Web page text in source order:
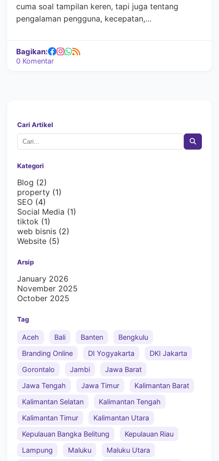
cuma soal tampilan keren, tapi juga tentang
pengalaman pengguna, kecepatan,…
Bagikan:
0 Komentar
Cari Artikel
Kategori
Blog (2)
property (1)
SEO (4)
Social Media (1)
tiktok (1)
web bisnis (2)
Website (5)
Arsip
January 2026
November 2025
October 2025
Tag
Aceh Bali Banten
Bengkulu
Branding Online
DI Yogyakarta
DKI Jakarta
Gorontalo
Jambi
Jawa Barat
Jawa Tengah
Jawa Timur
Kalimantan Barat
Kalimantan Selatan
Kalimantan Tengah
Kalimantan Timur
Kalimantan Utara
Kepulauan Bangka Belitung
Kepulauan Riau
Lampung
Maluku
Maluku Utara